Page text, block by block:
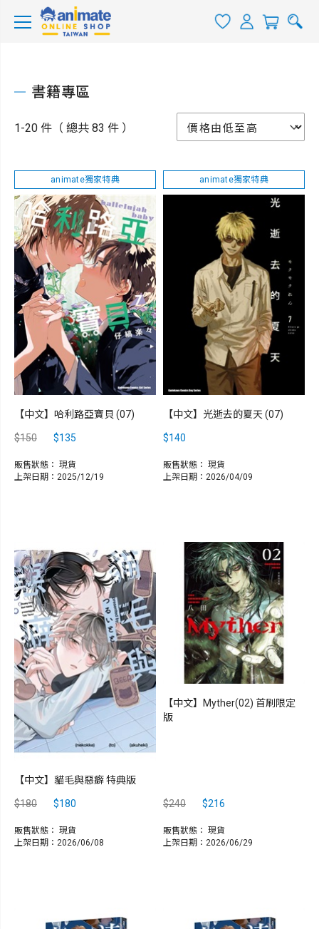
書籍專區
1-20 件（ 總共 83 件 ）
animate獨家特典
【中文】哈利路亞寶貝 (07)
$150 $135
販售狀態： 現貨
上架日期：2025/12/19
animate獨家特典
【中文】光逝去的夏天 (07)
$140
販售狀態： 現貨
上架日期：2026/04/09
【中文】貓毛與惡癖 特典版
$180 $180
販售狀態： 現貨
上架日期：2026/06/08
【中文】Myther(02) 首刷限定
版
$240 $216
販售狀態： 現貨
上架日期：2026/06/29